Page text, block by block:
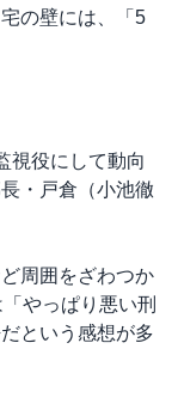
の壁には、「5
視役にして動向
・戸倉（小池徹
周囲をざわつか
やっぱり悪い刑
という感想が多